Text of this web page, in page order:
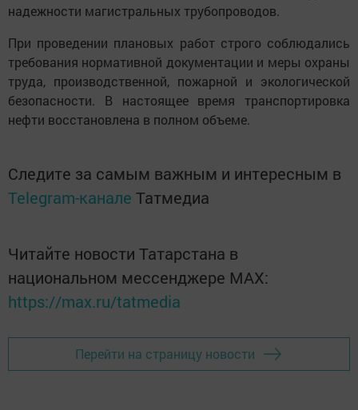
надежности магистральных трубопроводов.
При проведении плановых работ строго соблюдались
требования нормативной документации и меры охраны
труда, производственной, пожарной и экологической
безопасности. В настоящее время транспортировка
нефти восстановлена в полном объеме.
Следите за самым важным и интересным в
Telegram-канале Татмедиа
Читайте новости Татарстана в
национальном мессенджере MАХ:
https://max.ru/tatmedia
Перейти на страницу новости